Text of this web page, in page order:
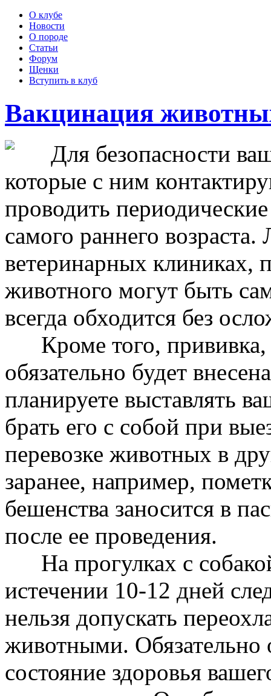
О клубе
Новости
О породе
Статьи
Форум
Щенки
Вступить в клуб
Вакцинация
Для безопасности
которые с ним
проводить
самого раннего
ветеринарных клиниках,
животного могут быть
всегда обходится без
Кроме того, прививка,
обязательно будет
планируете выставлять
брать его с собой при
перевозке животных в
заранее, например,
бешенства заносится в
после ее проведения.
На прогулках с
истечении 10-12 дней
нельзя допускать
животными. Обязательно
состояние здоровья